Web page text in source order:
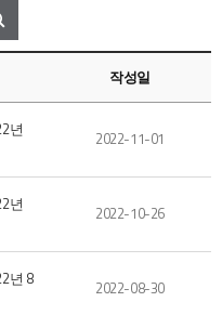
작성일
년
2022-11-01
년
2022-10-26
년 8
2022-08-30